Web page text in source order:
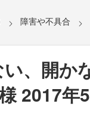
障害や不具合
い、開か
2017年